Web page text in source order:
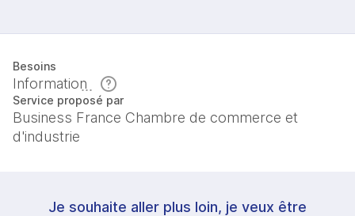
Besoins
Information
Service proposé par
Business France Chambre de commerce et
d'industrie
Je souhaite aller plus loin, je veux être